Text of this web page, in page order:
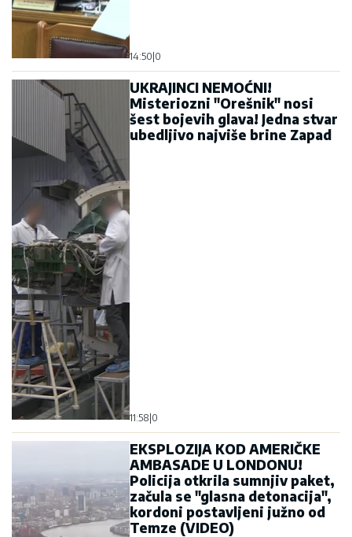
14:50 0
UKRAJINCI NEMOĆNI!
Misteriozni "Orešnik" nosi
šest bojevih glava! Jedna stvar
ubedljivo najviše brine Zapad
11:58 0
EKSPLOZIJA KOD AMERIČKE
AMBASADE U LONDONU!
Policija otkrila sumnjiv paket,
začula se "glasna detonacija",
kordoni postavljeni južno od
Temze (VIDEO)